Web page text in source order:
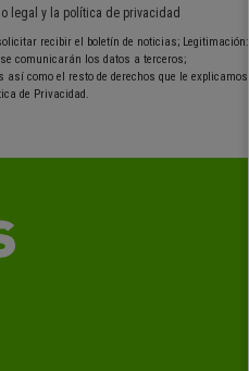
legal y la política de privacidad
recibir el boletín de noticias; Legitimación:
comunicarán los datos a terceros;
como el resto de derechos que le explicamos
de Privacidad.